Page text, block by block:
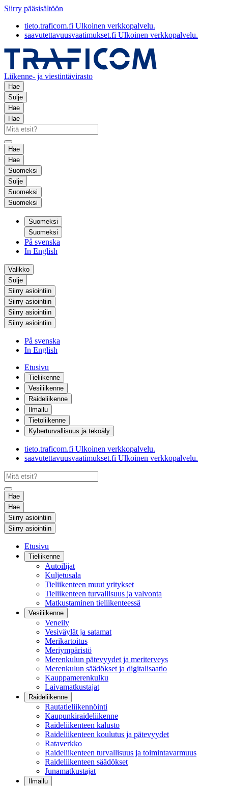
Siirry pääsisältöön
tieto.traficom.fi Ulkoinen verkkopalvelu.
saavutettavuusvaatimukset.fi Ulkoinen verkkopalvelu.
Liikenne- ja viestintävirasto
Hae
Sulje
Hae
Hae
Hae
Hae
Suomeksi
Sulje
Suomeksi
Suomeksi
Suomeksi
Suomeksi
På svenska
In English
Valikko
Sulje
Siirry asiointiin
Siirry asiointiin
Siirry asiointiin
Siirry asiointiin
På svenska
In English
Etusivu
Tieliikenne
Vesiliikenne
Raideliikenne
Ilmailu
Tietoliikenne
Kyberturvallisuus ja tekoäly
tieto.traficom.fi Ulkoinen verkkopalvelu.
saavutettavuusvaatimukset.fi Ulkoinen verkkopalvelu.
Hae
Hae
Siirry asiointiin
Siirry asiointiin
Etusivu
Tieliikenne
Autoilijat
Kuljetusala
Tieliikenteen muut yritykset
Tieliikenteen turvallisuus ja valvonta
Matkustaminen tieliikenteessä
Vesiliikenne
Veneily
Vesiväylät ja satamat
Merikartoitus
Meriympäristö
Merenkulun pätevyydet ja meriterveys
Merenkulun säädökset ja digitalisaatio
Kauppamerenkulku
Laivamatkustajat
Raideliikenne
Rautatieliikennöinti
Kaupunkiraideliikenne
Raideliikenteen kalusto
Raideliikenteen koulutus ja pätevyydet
Rataverkko
Raideliikenteen turvallisuus ja toimintavarmuus
Raideliikenteen säädökset
Junamatkustajat
Ilmailu